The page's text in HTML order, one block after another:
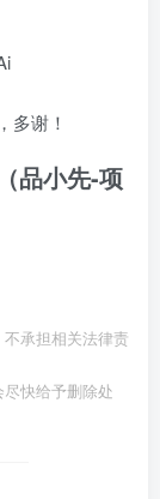
多谢！
品小先-项
承担相关法律责
快给予删除处